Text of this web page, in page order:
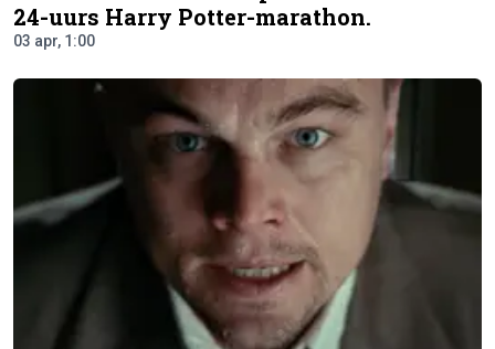
24-uurs Harry Potter-marathon.
03 apr, 1:00